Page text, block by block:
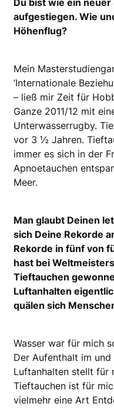
aufgestiegen. Wie
Höhenflug?
Mein
’Internationale
– ließ mir Zeit für
Ganze 2011/12 mit
Unterwasserrugby.
vor 3 ½ Jahren.
immer es sich in der
Apnoetauchen
Meer.
Man glaubt Deinen
sich Deine Rekorde
Rekorde in fünf von
hast bei
Tieftauchen
Luftanhalten
quälen sich
Wasser war für mich
Der Aufenthalt im
Luftanhalten stellt für
Tieftauchen ist für
vielmehr eine Art